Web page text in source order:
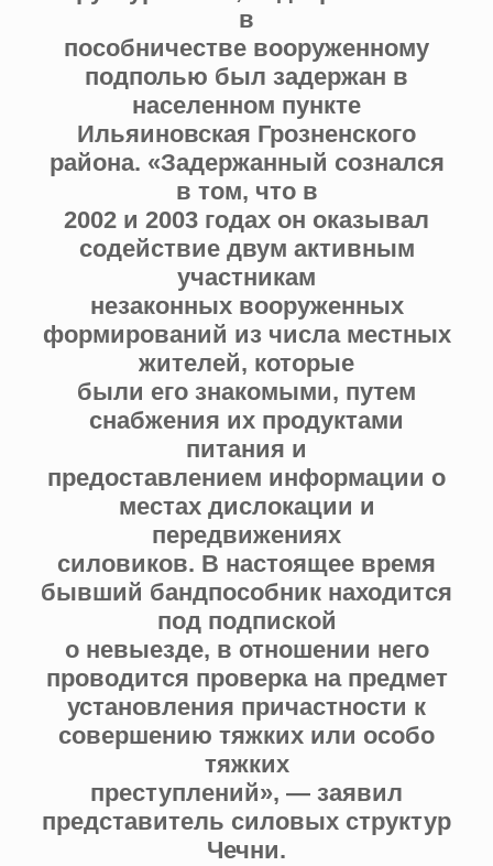
в
пособничестве вооруженному
подполью был задержан в
населенном пункте
Ильяиновская Грозненского
района. «Задержанный сознался
в том, что в
2002 и 2003 годах он оказывал
содействие двум активным
участникам
незаконных вооруженных
формирований из числа местных
жителей, которые
были его знакомыми, путем
снабжения их продуктами
питания и
предоставлением информации о
местах дислокации и
передвижениях
силовиков. В настоящее время
бывший бандпособник находится
под подпиской
о невыезде, в отношении него
проводится проверка на предмет
установления причастности к
совершению тяжких или особо
тяжких
преступлений», — заявил
представитель силовых структур
Чечни.